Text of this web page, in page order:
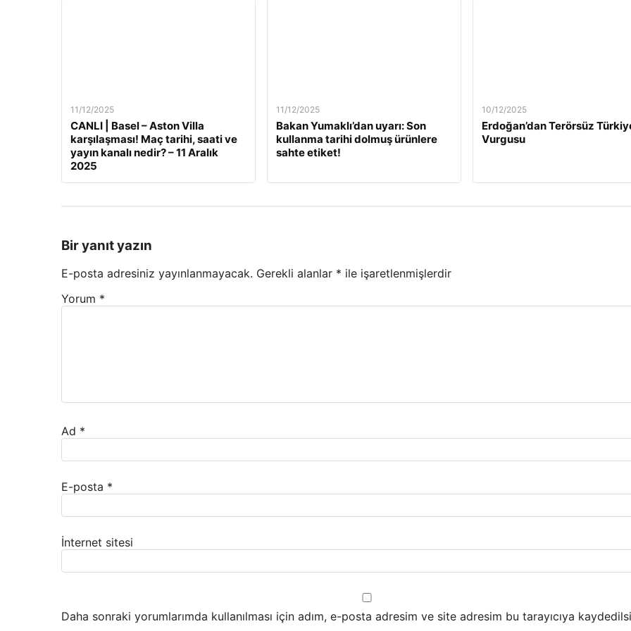
11/12/2025
CANLI | Basel – Aston Villa
karşılaşması! Maç tarihi, saati ve
yayın kanalı nedir? – 11 Aralık
2025
11/12/2025
Bakan Yumaklı’dan uyarı: Son
kullanma tarihi dolmuş ürünlere
sahte etiket!
10/12/2025
Erdoğan’dan Terörsüz
Vurgusu
Bir yanıt yazın
E-posta adresiniz yayınlanmayacak. Gerekli alanlar * ile işaretlenmişlerdir
Yorum *
Ad *
E-posta *
İnternet sitesi
Daha sonraki yorumlarımda kullanılması için adım, e-posta adresim ve site adresim bu tarayıcıya